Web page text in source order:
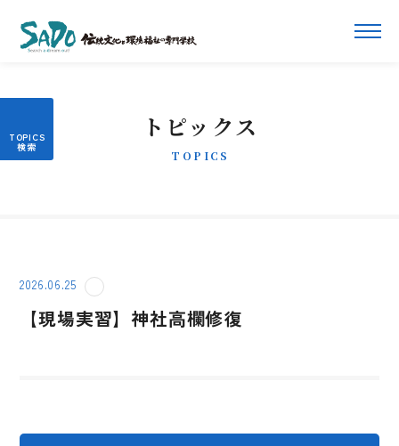
トピックス
TOPICS
2026.06.25
【現場実習】神社高欄修復